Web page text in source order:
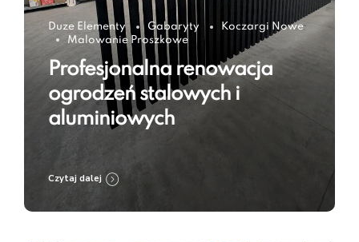
Duze Elementy Gabaryty
Koczargi Nowe
Malowanie Proszkowe
Profesjonalna renowacja
ogrodzeń stalowych i
aluminiowych
Czytaj dalej